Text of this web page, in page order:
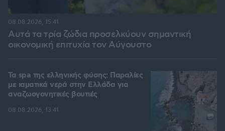
Αυτά τα τρία ζώδια προσελκύουν σημαντική
οικονομική επιτυχία τον Αύγουστο
08.08.2026, 15:41
Τα spa της ελληνικής φύσης: Παραλίες
με ιαματικά νερά στην Ελλάδα για
αναζωογονητικές βουτιές
08.08.2026, 13:41